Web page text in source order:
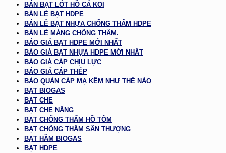
BÁN BẠT LÓT HỒ CÁ KOI
BÁN LẺ BẠT HDPE
BÁN LẺ BẠT NHỰA CHỐNG THẤM HDPE
BÁN LẺ MÀNG CHỐNG THẤM.
BÁO GIÁ BẠT HDPE MỚI NHẤT
BÁO GIÁ BẠT NHỰA HDPE MỚI NHẤT
BÁO GIÁ CÁP CHỊU LỰC
BÁO GIÁ CÁP THÉP
BẢO QUẢN CÁP MẠ KẼM NHƯ THẾ NÀO
BẠT BIOGAS
BẠT CHE
BẠT CHE NẮNG
BẠT CHỐNG THẤM HỒ TÔM
BẠT CHỐNG THẤM SÂN THƯỢNG
BẠT HẦM BIOGAS
BẠT HDPE